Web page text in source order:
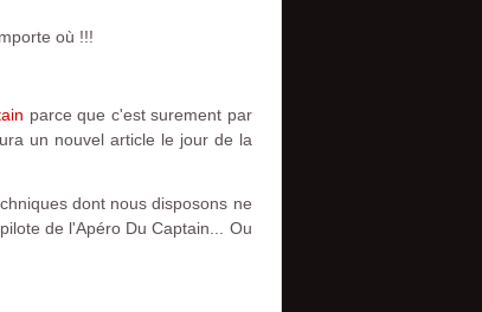
où !!!
parce que c'est surement par
un nouvel article le jour de la
dont nous disposons ne
de l'Apéro Du Captain... Ou